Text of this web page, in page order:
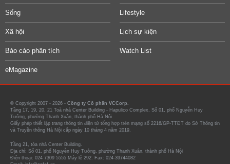
Sống Lifestyle
Xã hội Lịch sự kiện
Báo cáo phân tích Watch List
eMagazine
© Copyright 2007 - 2026 - Công ty Cổ phần VCCorp.
Tầng 17, 19, 20, 21 Toà nhà Center Building - Hapulico Complex, Số 01, phố Nguyễn Huy
Tưởng, phường Thanh Xuân, thành phố Hà Nội
Giấy phép thiết lập trang thông tin điện tử tổng hợp trên mạng số 2216/GP-TTĐT do Sở Thông tin
và Truyền thông Hà Nội cấp ngày 10 tháng 4 năm 2019.
Tầng 21, tòa nhà Center Building.
Địa chỉ: Số 01, phố Nguyễn Huy Tưởng, phường Thanh Xuân, thành phố Hà Nội
Điện thoại: 024 7309 5555 Máy lẻ 292. Fax: 024-39744082